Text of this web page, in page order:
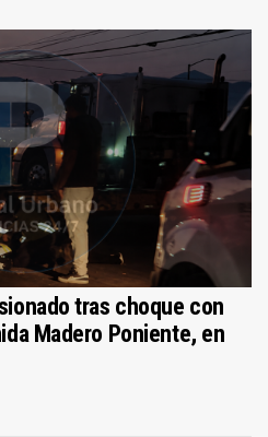
tras choque con
Madero Poniente, en